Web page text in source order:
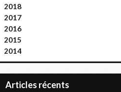
2018
2017
2016
2015
2014
articles récents